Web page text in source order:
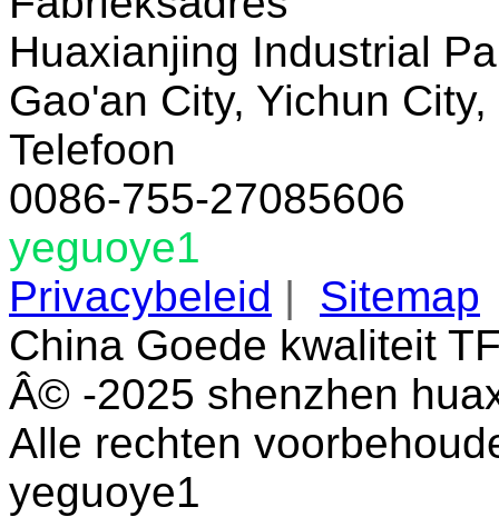
Huaxianjing Industrial
Gao'an City, Yichun
Telefoon
0086-755-27085606
yeguoye1
Privacybeleid | Sitemap
China Goede kwaliteit
Â© -2025 shenzhen
Alle rechten
yeguoye1